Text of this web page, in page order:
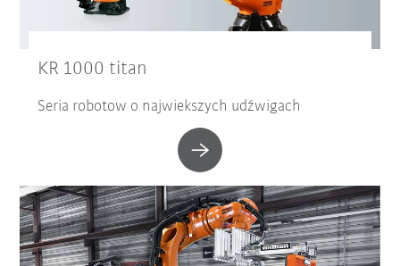
KR 1000 titan
Seria robotow o najwiekszych udźwigach